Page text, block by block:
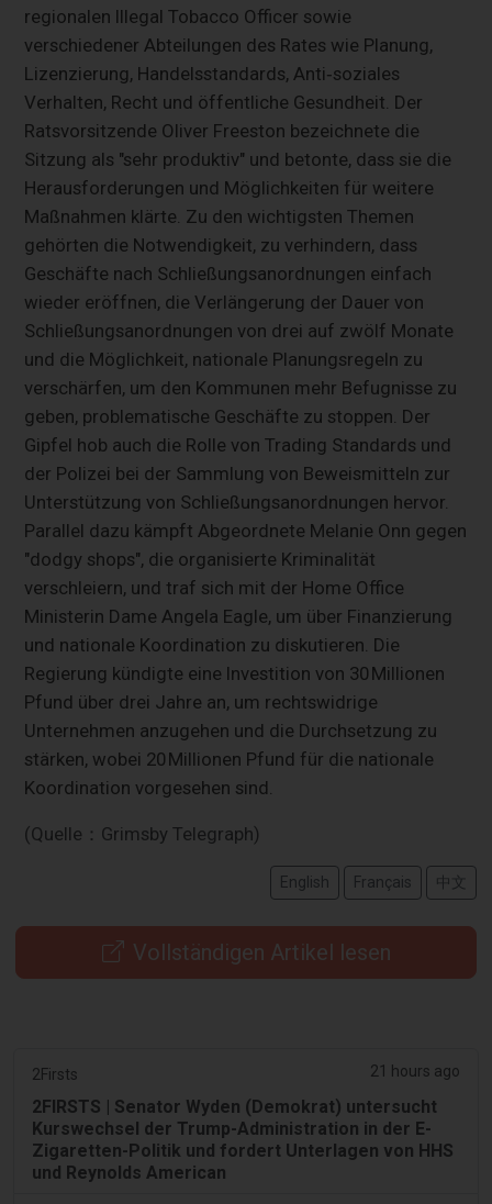
regionalen Illegal Tobacco Officer sowie
verschiedener Abteilungen des Rates wie Planung,
Lizenzierung, Handelsstandards, Anti‑soziales
Verhalten, Recht und öffentliche Gesundheit. Der
Ratsvorsitzende Oliver Freeston bezeichnete die
Sitzung als "sehr produktiv" und betonte, dass sie die
Herausforderungen und Möglichkeiten für weitere
Maßnahmen klärte. Zu den wichtigsten Themen
gehörten die Notwendigkeit, zu verhindern, dass
Geschäfte nach Schließungsanordnungen einfach
wieder eröffnen, die Verlängerung der Dauer von
Schließungsanordnungen von drei auf zwölf Monate
und die Möglichkeit, nationale Planungsregeln zu
verschärfen, um den Kommunen mehr Befugnisse zu
geben, problematische Geschäfte zu stoppen. Der
Gipfel hob auch die Rolle von Trading Standards und
der Polizei bei der Sammlung von Beweismitteln zur
Unterstützung von Schließungsanordnungen hervor.
Parallel dazu kämpft Abgeordnete Melanie Onn gegen
"dodgy shops", die organisierte Kriminalität
verschleiern, und traf sich mit der Home Office
Ministerin Dame Angela Eagle, um über Finanzierung
und nationale Koordination zu diskutieren. Die
Regierung kündigte eine Investition von 30 Millionen
Pfund über drei Jahre an, um rechtswidrige
Unternehmen anzugehen und die Durchsetzung zu
stärken, wobei 20 Millionen Pfund für die nationale
Koordination vorgesehen sind.
(Quelle：Grimsby Telegraph)
English Français 中文
Vollständigen Artikel lesen
2Firsts 21 hours ago
2FIRSTS | Senator Wyden (Demokrat) untersucht
Kurswechsel der Trump-Administration in der E-
Zigaretten-Politik und fordert Unterlagen von HHS
und Reynolds American